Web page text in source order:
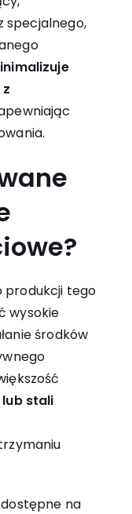
specjalnego,
produkcji tego
wysokie
środków
stali
dostępne na